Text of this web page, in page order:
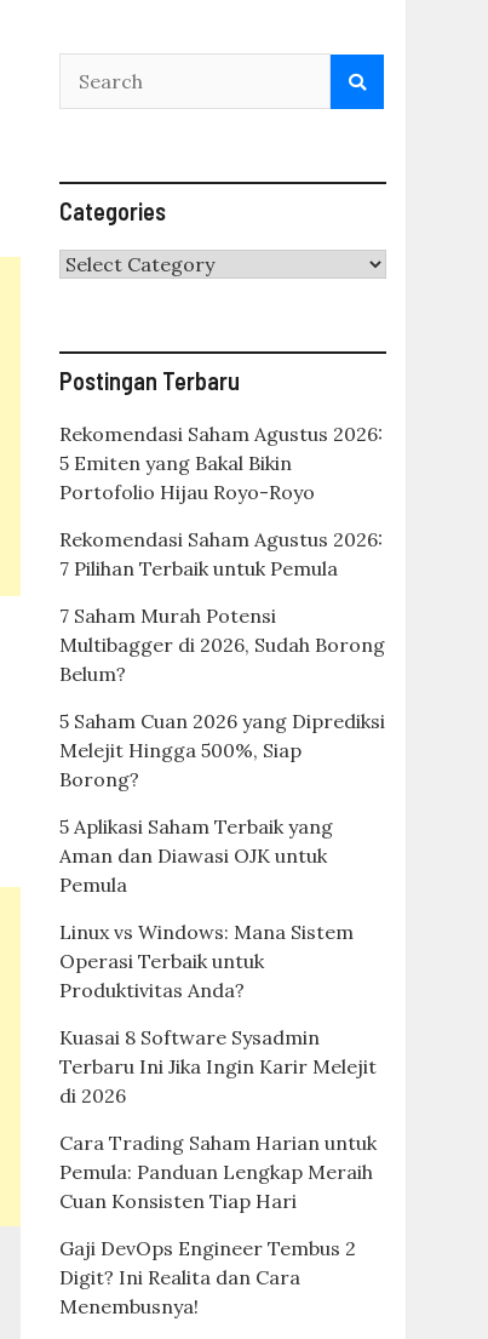
Categories
Categories
Postingan Terbaru
Rekomendasi Saham Agustus 2026:
5 Emiten yang Bakal Bikin
Portofolio Hijau Royo-Royo
Rekomendasi Saham Agustus 2026:
7 Pilihan Terbaik untuk Pemula
7 Saham Murah Potensi
Multibagger di 2026, Sudah Borong
Belum?
5 Saham Cuan 2026 yang Diprediksi
Melejit Hingga 500%, Siap
Borong?
5 Aplikasi Saham Terbaik yang
Aman dan Diawasi OJK untuk
Pemula
Linux vs Windows: Mana Sistem
Operasi Terbaik untuk
Produktivitas Anda?
Kuasai 8 Software Sysadmin
Terbaru Ini Jika Ingin Karir Melejit
di 2026
Cara Trading Saham Harian untuk
Pemula: Panduan Lengkap Meraih
Cuan Konsisten Tiap Hari
Gaji DevOps Engineer Tembus 2
Digit? Ini Realita dan Cara
Menembusnya!